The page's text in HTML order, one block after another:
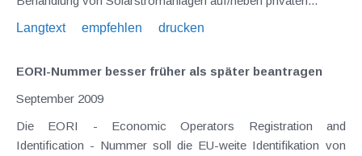
Langtext
empfehlen drucken
EORI-Nummer besser früher als später beantragen
September 2009
Die EORI - Economic Operators Registration and
Identification - Nummer soll die EU-weite Identifikation von